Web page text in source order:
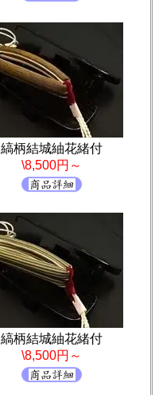
縞柄結城紬花緒付
\8,500円～
縞柄結城紬花緒付
\8,500円～